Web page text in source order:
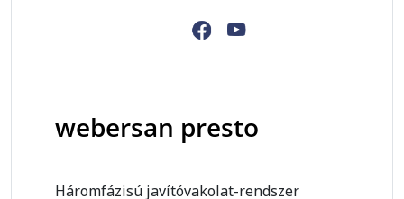
webersan presto
Háromfázisú javítóvakolat-rendszer